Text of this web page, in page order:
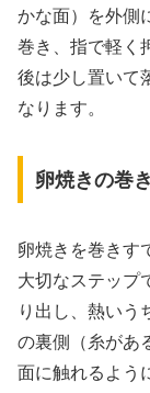
かな面）を外側
巻き、指で軽く
後は少し置いて
なります。
卵焼きの巻
卵焼きを巻きす
大切なステップ
り出し、熱いう
の裏側（糸があ
面に触れるよう